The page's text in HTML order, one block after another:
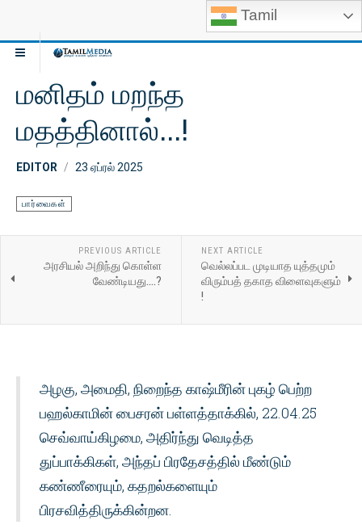
Tamil
மனிதம் மறந்த
மதத்தினால்...!
EDITOR 23 ஏப்ரல் 2025
பார்வைகள்
PREVIOUS ARTICLE
அரசியல் அறிந்து கொள்ள
வேண்டியது....?
NEXT ARTICLE
வெல்லப்பட முடியாத யுத்தமும்
விரும்பத் தகாத விளைவுகளும்
!
அழகு, அமைதி, நிறைந்த காஷ்மீரின் புகழ் பெற்ற
பஹல்காமின் பைசரன் பள்ளத்தாக்கில், 22.04.25
செவ்வாய்கிழமை, அதிர்ந்து வெடித்த
துப்பாக்கிகள், அந்தப் பிரதேசத்தில் மீண்டும்
கண்ணீரையும், கதறல்களையும்
பிரசவித்திருக்கின்றன.